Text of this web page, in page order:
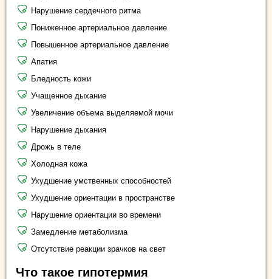
Нарушение сердечного ритма
Пониженное артериальное давление
Повышенное артериальное давление
Апатия
Бледность кожи
Учащенное дыхание
Увеличение объема выделяемой мочи
Нарушение дыхания
Дрожь в теле
Холодная кожа
Ухудшение умственных способностей
Ухудшение ориентации в пространстве
Нарушение ориентации во времени
Замедление метаболизма
Отсутствие реакции зрачков на свет
Что такое гипотермия